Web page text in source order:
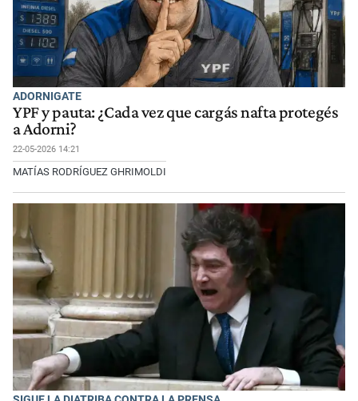
ADORNIGATE
YPF y pauta: ¿Cada vez que cargás nafta protegés
a Adorni?
22-05-2026 14:21
MATÍAS RODRÍGUEZ GHRIMOLDI